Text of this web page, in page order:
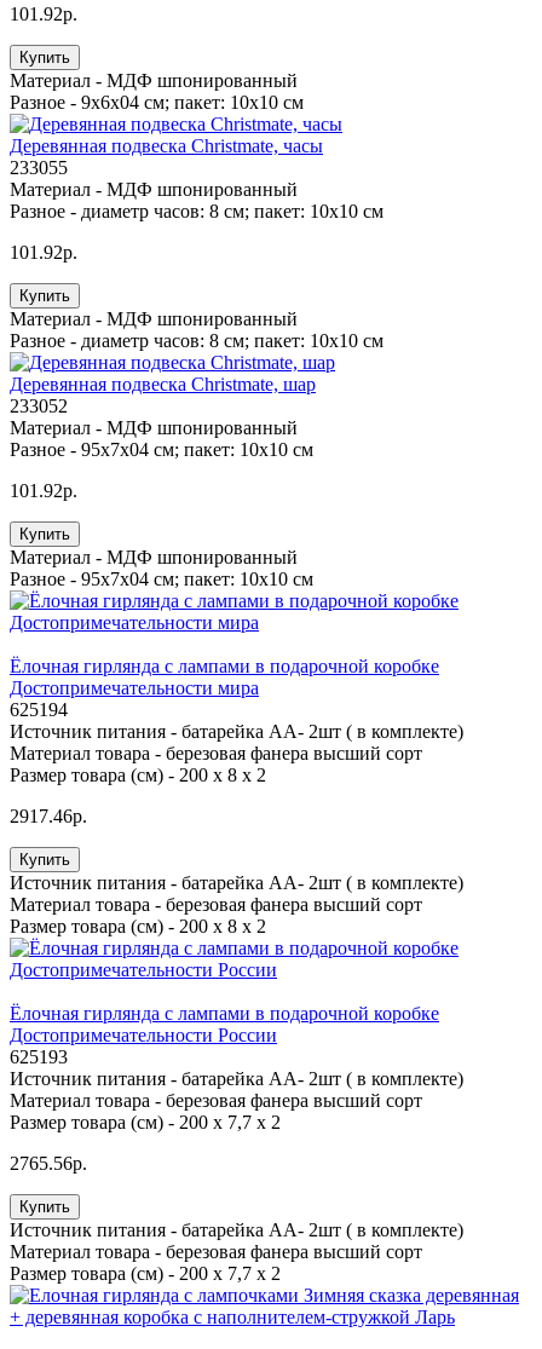
101.92р.
Купить
Материал - МДФ шпонированный
Разное - 9х6х04 см; пакет: 10х10 см
Деревянная подвеска Christmate, часы
233055
Материал - МДФ шпонированный
Разное - диаметр часов: 8 см; пакет: 10х10 см
101.92р.
Купить
Материал - МДФ шпонированный
Разное - диаметр часов: 8 см; пакет: 10х10 см
Деревянная подвеска Christmate, шар
233052
Материал - МДФ шпонированный
Разное - 95х7х04 см; пакет: 10х10 см
101.92р.
Купить
Материал - МДФ шпонированный
Разное - 95х7х04 см; пакет: 10х10 см
Ёлочная гирлянда с лампами в подарочной коробке
Достопримечательности мира
625194
Источник питания - батарейка АА- 2шт ( в комплекте)
Материал товара - березовая фанера высший сорт
Размер товара (см) - 200 х 8 х 2
2917.46р.
Купить
Источник питания - батарейка АА- 2шт ( в комплекте)
Материал товара - березовая фанера высший сорт
Размер товара (см) - 200 х 8 х 2
Ёлочная гирлянда с лампами в подарочной коробке
Достопримечательности России
625193
Источник питания - батарейка АА- 2шт ( в комплекте)
Материал товара - березовая фанера высший сорт
Размер товара (см) - 200 х 7,7 х 2
2765.56р.
Купить
Источник питания - батарейка АА- 2шт ( в комплекте)
Материал товара - березовая фанера высший сорт
Размер товара (см) - 200 х 7,7 х 2